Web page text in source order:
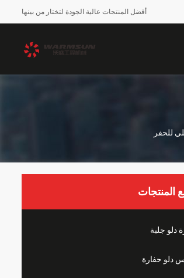
أفضل المنتجات عالية الجودة لتختار من بينها
المنتجات
دلو جلبة
دلو حفارة